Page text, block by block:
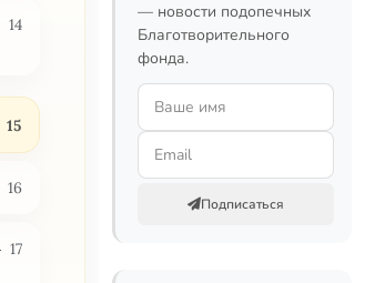
14
15
16
17
— новости подопечных
Благотворительного
фонда.
Подписаться